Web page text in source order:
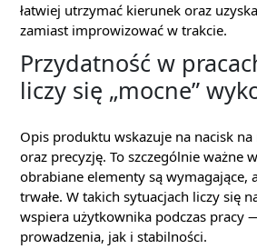
łatwiej utrzymać kierunek oraz
zamiast improwizować w trakcie.
Przydatność w
liczy się „mocne”
Opis produktu wskazuje na nacisk na
oraz precyzję. To szczególnie ważne
obrabiane elementy są wymagające,
trwałe. W takich sytuacjach liczy się
wspiera użytkownika podczas pracy
prowadzenia, jak i stabilności.